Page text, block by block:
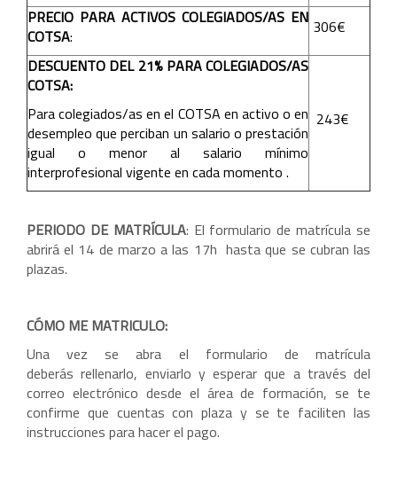
PRECIO PARA ACTIVOS COLEGIADOS/AS EN
COTSA:
306€
DESCUENTO DEL 21% PARA COLEGIADOS/AS
COTSA:
Para colegiados/as en el COTSA en activo o en
desempleo que perciban un salario o prestación
igual o menor al salario mínimo
interprofesional vigente en cada momento .
243€
PERIODO DE MATRÍCULA: El formulario de matrícula se
abrirá el 14 de marzo a las 17h hasta que se cubran las
plazas.
CÓMO ME MATRICULO:
Una vez se abra el formulario de matrícula
deberás rellenarlo, enviarlo y esperar que a través del
correo electrónico desde el área de formación, se te
confirme que cuentas con plaza y se te faciliten las
instrucciones para hacer el pago.